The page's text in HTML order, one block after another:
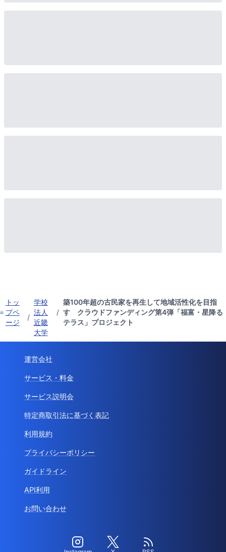
トッ
プペ
ージ
/
学校
法人
近畿
大学
/
築100年超の古民家を再生して地域活性化を目指
す クラウドファンディング第4弾「福富・星降る
テラス」プロジェクト
運営会社
サービス・料金
サービス説明会
特定商取引法に基づく表記
利用規約
プライバシーポリシー
ガイドライン
API利用
お問い合わせ